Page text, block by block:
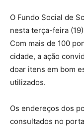
O Fundo Social de
nesta terça-feira
Com mais de 100
cidade, a ação
doar itens em bom
utilizados.
Os endereços dos
consultados no